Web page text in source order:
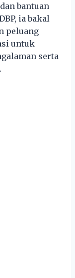
bantuan
ia bakal
peluang
untuk
serta